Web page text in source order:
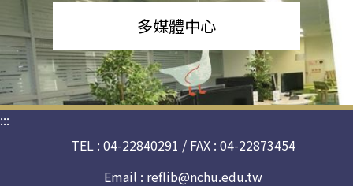
多媒體中心
:::
TEL : 04-22840291 / FAX : 04-22873454
Email : reflib@nchu.edu.tw